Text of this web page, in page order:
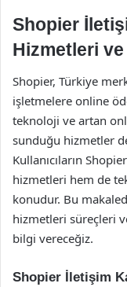
Shopier
Hizmetleri
Shopier, Türkiye
işletmelere online
teknoloji ve artan
sunduğu hizmetler
Kullanıcıların
hizmetleri hem de
konudur. Bu
hizmetleri süreçleri
bilgi vereceğiz.
Shopier İletişim